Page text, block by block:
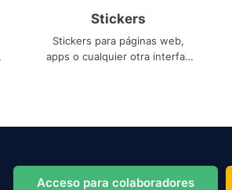
Stickers
Stickers para páginas web,
apps o cualquier otra interfaz
Acceso para colaboradores